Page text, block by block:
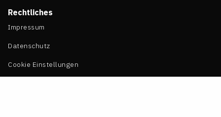
Rechtliches
Impressum
Datenschutz
Cookie Einstellungen